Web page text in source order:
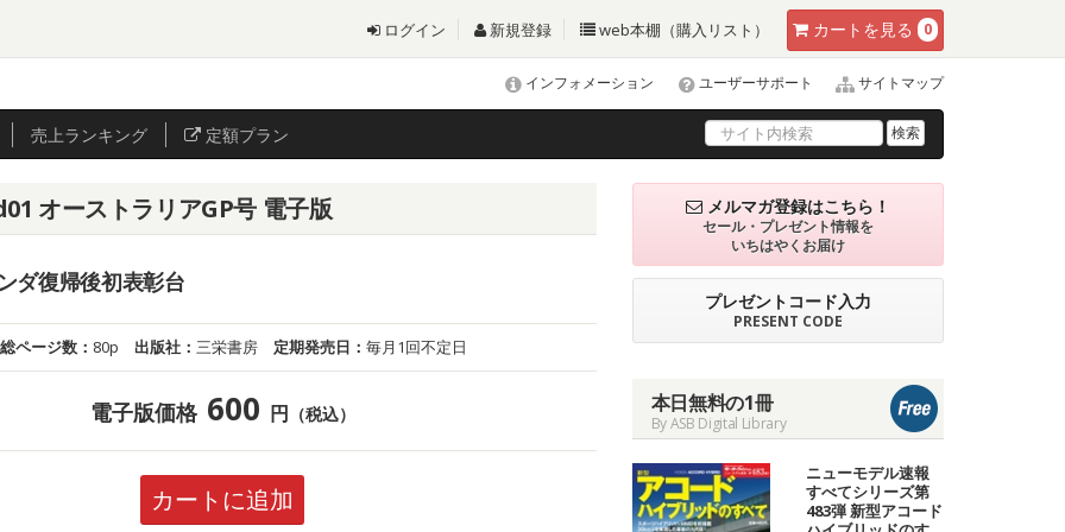
カート を見る 0
ログイン 新規登録 web本棚（購入リスト）
インフォメーション ユーザーサポート サイトマップ
売上ランキング 定額プラン 検索
オーストラリアGP号 電子版
ダ復帰後初表彰台
総ページ数： 80p 出版社：三栄書房 定期発売日：毎月1回不定日
電子版価格 600 円 （税込）
カートに追加
メルマガ登録はこちら！
セール・プレゼント情報を
いちはやくお届け
プレゼントコード入力
PRESENT CODE
本日無料の1冊
By ASB Digital Library
ニューモデル速報
すべてシリーズ第
483弾 新型アコード